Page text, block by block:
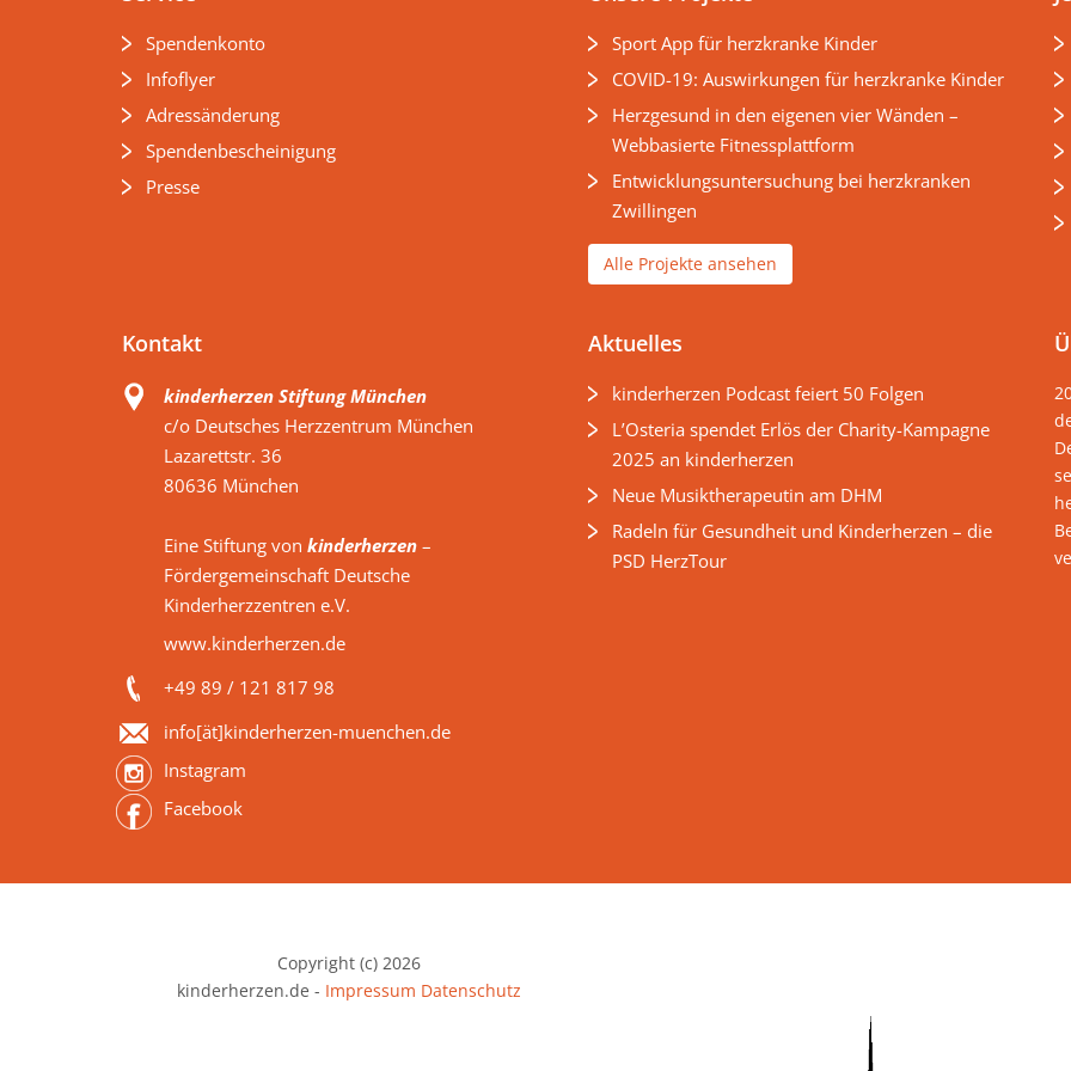
Spendenkonto
Infoflyer
Adressänderung
Spendenbescheinigung
Presse
Sport App für herzkranke Kinder
COVID-19: Auswirkungen für herzkranke Kinder
Herzgesund in den eigenen vier Wänden –
Webbasierte Fitnessplattform
Entwicklungsuntersuchung bei herzkranken
Zwillingen
Alle Projekte ansehen
Kontakt
kinderherzen Stiftung München
c/o Deutsches Herzzentrum München
Lazarettstr. 36
80636 München
Eine Stiftung von kinderherzen –
Fördergemeinschaft Deutsche
Kinderherzzentren e.V.
www.kinderherzen.de
+49 89 / 121 817 98
info[ät]kinderherzen-muenchen.de
Instagram
Facebook
Aktuelles
kinderherzen Podcast feiert 50 Folgen
L’Osteria spendet Erlös der Charity-Kampagne
2025 an kinderherzen
Neue Musiktherapeutin am DHM
Radeln für Gesundheit und Kinderherzen – die
PSD HerzTour
Copyright (c) 2026
kinderherzen.de - Impressum Datenschutz